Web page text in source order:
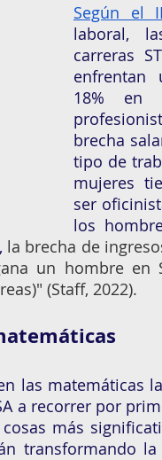
Según el
laboral,
carreras
enfrentan
18% en
brecha
tipo de
mujeres
ser
los
la brecha de
un hombre en
(Staff, 2022).
las matemáticas
a recorrer por
más
transformando